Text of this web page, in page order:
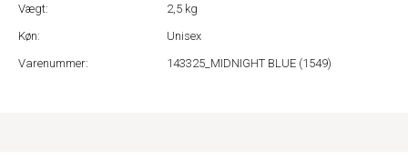
Vægt:
2,5 kg
Køn:
Unisex
Varenummer:
143325_MIDNIGHT BLUE (1549)